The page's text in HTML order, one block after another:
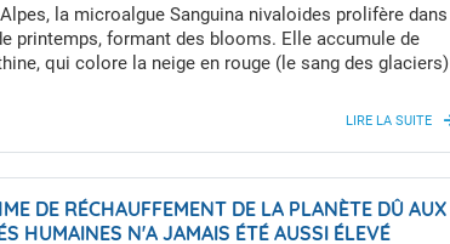
la microalgue Sanguina nivaloides prolifère dans
printemps, formant des blooms. Elle accumule de
qui colore la neige en rouge (le sang des glaciers)
scientifiques, grâce aux images satellitaires, ont
à leur formation. Les projections d’enneigement
scénarios du GIEC suggèrent que ces algues
pas davantage la fonte du manteau neigeux d'ici
DE RÉCHAUFFEMENT DE LA PLANÈTE DÛ AUX
HUMAINES N'A JAMAIS ÉTÉ AUSSI ÉLEVÉ